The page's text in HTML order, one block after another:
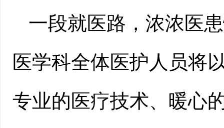
一段就医路，浓浓医
医学科全体医护人员将
专业的医疗技术、暖心